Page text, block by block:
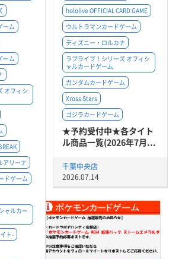
ーム
ーム
オフィシ
アリーナ
ドゲーム
ャルカー
ト-
hololive OFFICIAL CARD GAME
ウルトラマンカードゲーム
ディズニー・ロルカナ
ラブライブ！シリーズ オフィシ
ャルカードゲーム
ガンダムカードゲーム
Xross Stars
ゴジラカードゲーム
★予約受付中★各タイト
ル商品一覧(2026年7月...
千葉中央店
2026.07.14